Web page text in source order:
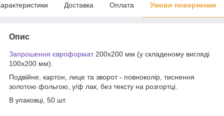
Доставка Оплата Умови повернення
Опис
Запрошення євроформат200х200 мм (у складеному вигляді
100х200 мм).
Подвійне, картон, лице та зворот - повноколір, тиснення
золотою фольгою, у/ф лак, без тексту на розгортці.
В упаковці, 50 шт.